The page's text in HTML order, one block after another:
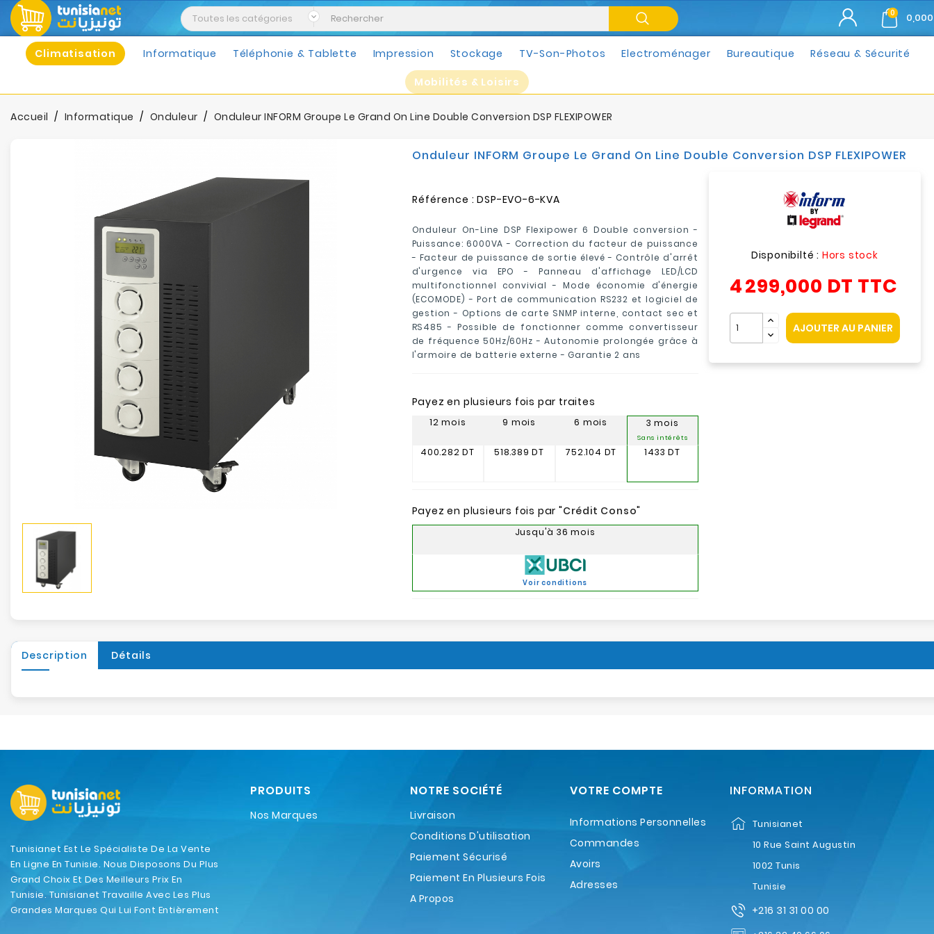
0
Climatisation Informatique Téléphonie & Tablette Impression Stockage TV-Son-Photos Electroménager Bureautique Réseau & Sécurité
Mobilités & Loisirs
Accueil Informatique Onduleur Onduleur INFORM Groupe Le Grand On Line Double Conversion DSP FLEXIPOWER
Onduleur INFORM Groupe Le Grand On Line Double Conversion DSP FLEXIPOWER
Référence : DSP-EVO-6-KVA
Onduleur On-Line DSP Flexipower 6 Double conversion -
Puissance: 6000VA - Correction du facteur de puissance
- Facteur de puissance de sortie élevé - Contrôle d'arrêt
d'urgence via EPO - Panneau d'affichage LED/LCD
multifonctionnel convivial - Mode économie d'énergie
(ECOMODE) - Port de communication RS232 et logiciel de
gestion - Options de carte SNMP interne, contact sec et
RS485 - Possible de fonctionner comme convertisseur
de fréquence 50Hz/60Hz - Autonomie prolongée grâce à
l'armoire de batterie externe - Garantie 2 ans
Disponibilté : Hors stock
4 299,000 DT TTC
AJOUTER AU PANIER
Payez en plusieurs fois par traites
12 mois
400.282 DT
9 mois
518.389 DT
6 mois
752.104 DT
3 mois
Sans intérêts
1433 DT
Payez en plusieurs fois par "Crédit Conso"
Jusqu'à 36 mois
Voir conditions
Description Détails
Tunisianet Est Le Spécialiste De La Vente
En Ligne En Tunisie. Nous Disposons Du Plus
Grand Choix Et Des Meilleurs Prix En
Tunisie. Tunisianet Travaille Avec Les Plus
Grandes Marques Qui Lui Font Entièrement
PRODUITS
Nos Marques
NOTRE SOCIÉTÉ
Livraison
Conditions D'utilisation
Paiement Sécurisé
Paiement En Plusieurs Fois
A Propos
VOTRE COMPTE
Informations Personnelles
Commandes
Avoirs
Adresses
INFORMATION
Tunisianet
10 Rue Saint Augustin
1002 Tunis
Tunisie
+216 31 31 00 00